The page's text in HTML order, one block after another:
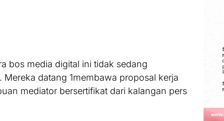
bos media digital ini tidak sedang
datang 1membawa proposal kerja
mediator bersertifikat dari kalangan pers